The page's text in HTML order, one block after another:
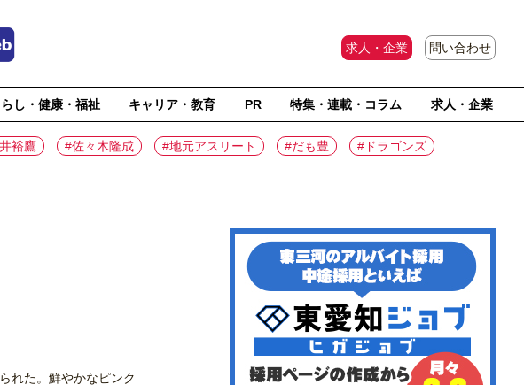
求人・企業 問い合わせ
らし・健康・福祉 キャリア・教育 PR 特集・連載・コラム 求人・企業
裕鷹 #佐々木隆成 #地元アスリート #だも豊 #ドラゴンズ
れた。鮮やかなピンク